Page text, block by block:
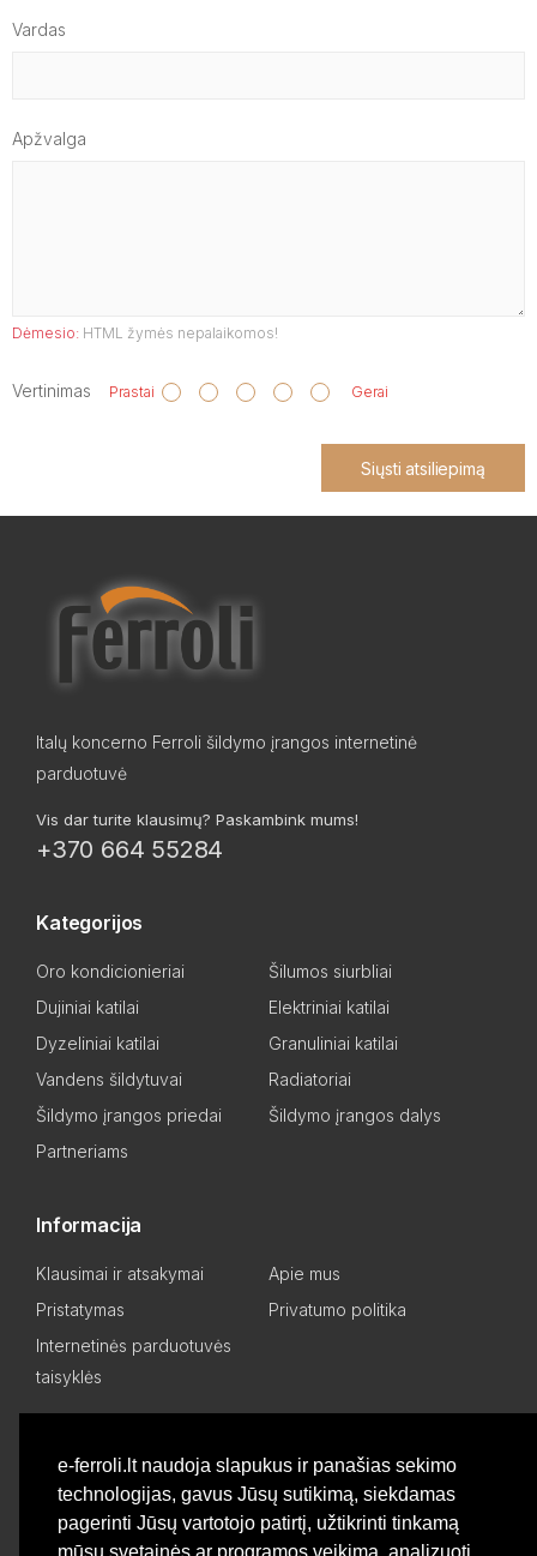
e-ferroli.lt naudoja slapukus ir panašias sekimo
technologijas, gavus Jūsų sutikimą, siekdamas
pagerinti Jūsų vartotojo patirtį, užtikrinti tinkamą
mūsų svetainės ar programos veikimą, analizuoti
Vardas
Apžvalga
Dėmesio: HTML žymės nepalaikomos!
Vertinimas Prastai Gerai
Siųsti atsiliepimą
Italų koncerno Ferroli šildymo įrangos internetinė
parduotuvė
Vis dar turite klausimų? Paskambink mums!
+370 664 55284
Kategorijos
Oro kondicionieriai
Šilumos siurbliai
Dujiniai katilai
Elektriniai katilai
Dyzeliniai katilai
Granuliniai katilai
Vandens šildytuvai
Radiatoriai
Šildymo įrangos priedai
Šildymo įrangos dalys
Partneriams
Informacija
Klausimai ir atsakymai
Apie mus
Pristatymas
Privatumo politika
Internetinės parduotuvės
taisyklės
Asmeninis kabinetas
Pageidavimų sąrašas
Palyginti produktus
Basket